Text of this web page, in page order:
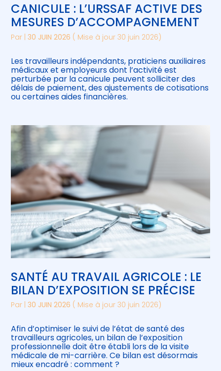
CANICULE : L’URSSAF ACTIVE DES
MESURES D’ACCOMPAGNEMENT
Par |30 JUIN 2026 ( Mise à jour 30 juin 2026)
Les travailleurs indépendants, praticiens auxiliaires
médicaux et employeurs dont l’activité est
perturbée par la canicule peuvent solliciter des
délais de paiement, des ajustements de cotisations
ou certaines aides financières.
SANTÉ AU TRAVAIL AGRICOLE : LE
BILAN D’EXPOSITION SE PRÉCISE
Par |30 JUIN 2026 ( Mise à jour 30 juin 2026)
Afin d’optimiser le suivi de l’état de santé des
travailleurs agricoles, un bilan de l’exposition
professionnelle doit être établi lors de la visite
médicale de mi-carrière. Ce bilan est désormais
mieux encadré : comment ?